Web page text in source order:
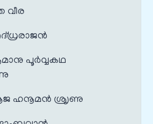
വീര
പൂർവ്വകഥ
ഹനൂമന്‍ ശ്രൃണു